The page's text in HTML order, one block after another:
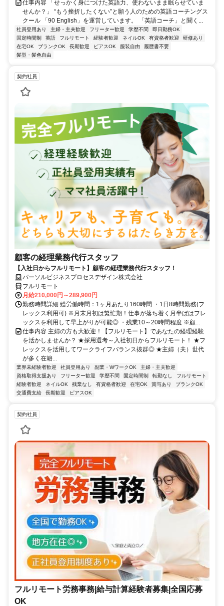
仕事内容 「せっかく身につけた英語力、使わないまま眠らせていま
せんか？」 “もう挫折したくない”と願う人のための英語コーチングス
クール 「90 English」を運営しています。 「英語コーチ」と聞く...
社員登用あり 主婦・主夫歓迎 フリーター歓迎 学歴不問
即日勤務OK
固定時間制
英語 フルリモート 経験者歓迎 ネイルOK 有資格者歓迎
研修あり
在宅OK
ブランクOK 長期歓迎 ピアスOK 服装自由
履歴書不要
髪型・髪色自由
契約社員
顧客の経理業務代行スタッフ
【入社日からフルリモート】顧客の経理業務代行スタッフ！
パーソルビジネスプロセスデザイン株式会社
フルリモート
月給210,000円～289,900円
勤務時間詳細 総労働時間：1ヶ月あたり160時間 ・1日8時間勤務(フ
レックス利用可) ※月末月初は繁忙期！仕事が落ち着く月半ばはフレ
ックスを利用して早上がりが可能◎ ・残業10～20時間程度 ※顧...
仕事内容 主婦の方も大歓迎！【フルリモート】であなたの経理経験
を活かしませんか？ ★採用選考～入社初日からフルリモート！ ★フ
レックスを活用してワークライフバランス抜群◎ ★主婦（夫）世代
が多く在籍...
業界未経験者歓迎 社員登用あり 副業・WワークOK
主婦・主夫歓迎
資格取得支援あり
フリーター歓迎 学歴不問 固定時間制 転勤なし
フルリモート
経験者歓迎
ネイルOK 残業なし 有資格者歓迎 在宅OK 賞与あり
ブランクOK
交通費支給
長期歓迎 ピアスOK
契約社員
フルリモート労務事務|給与計算経験者募集|全国応募
OK